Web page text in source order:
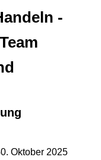
-
Oktober 2025